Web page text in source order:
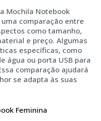
Mochila Notebook
comparação entre
como tamanho,
e preço. Algumas
específicas, como
água ou porta USB para
comparação ajudará
se adapta às suas
Feminina